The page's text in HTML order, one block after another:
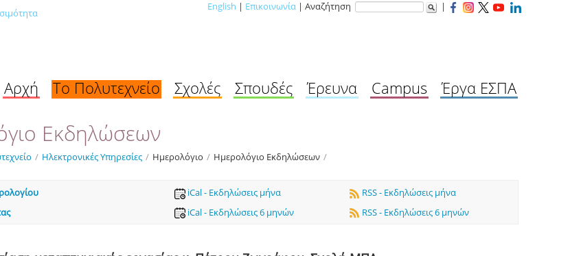
English | Επικοινωνία | Αναζήτηση |
Αρχή Το Πολυτεχνείο Σχολές Σπουδές Έρευνα Campus Έργα ΕΣΠΑ
Εκδηλώσεων
/ Ηλεκτρονικές Υπηρεσίες / Ημερολόγιο / Ημερολόγιο Εκδηλώσεων /
iCal - Εκδηλώσεις μήνα
iCal - Εκδηλώσεις 6 μηνών
RSS - Εκδηλώσεις μήνα
RSS - Εκδηλώσεις 6 μηνών